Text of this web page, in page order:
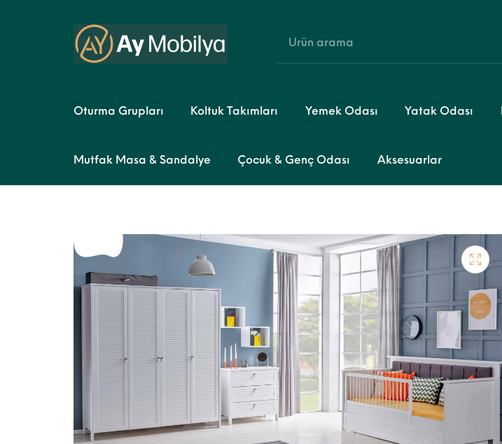
Oturma Grupları Koltuk Takımları Yemek Odası Yatak Odası
Mutfak Masa & Sandalye Çocuk & Genç Odası Aksesuarlar